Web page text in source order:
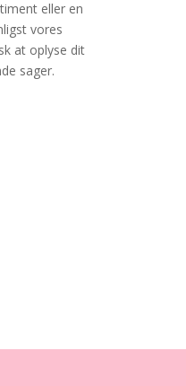
eller en
vores
at oplyse dit
sager.